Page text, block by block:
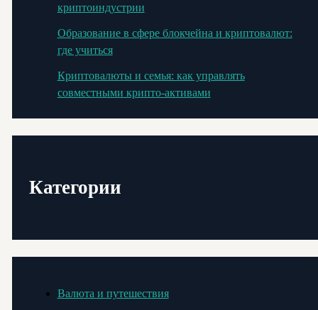
криптоиндустрии
Образование в сфере блокчейна и криптовалют:
где учиться
Криптовалюты и семья: как управлять
совместными крипто-активами
Категории
Валюта и путешествия